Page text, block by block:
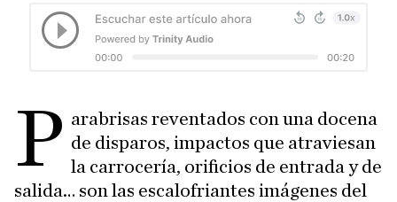
P arabrisas reventados con una docena
de disparos, impactos que atraviesan
la carrocería, orificios de entrada y de
salida… son las escalofriantes imágenes del